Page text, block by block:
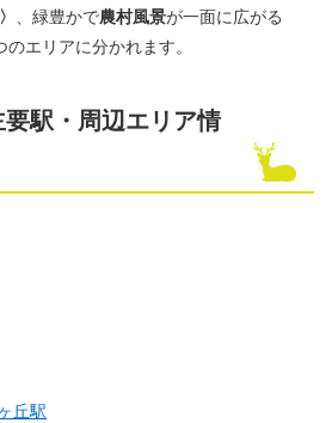
、緑豊かで農村風景が一面に広がる
のエリアに分かれます。
要駅・周辺エリア情
丘駅